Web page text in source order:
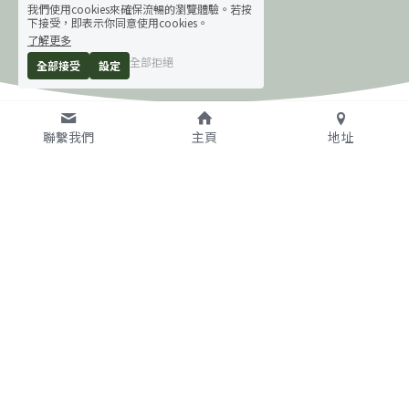
金級標章認可機構
聯繫我們 主頁 地址
我們使用cookies來確保流暢的瀏覽體驗。若按
下接受，即表示你同意使用cookies。
了解更多
全部接受
設定 全部拒絕